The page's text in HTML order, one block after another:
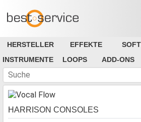
HERSTELLER EFFEKTE
INSTRUMENTE
LOOPS ADD-ONS
HARRISON CONSOLES